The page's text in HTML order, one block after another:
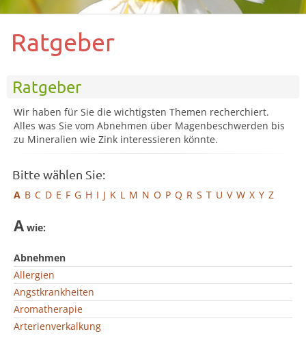
Ratgeber
Ratgeber
Wir haben für Sie die wichtigsten Themen recherchiert.
Alles was Sie vom Abnehmen über Magenbeschwerden bis
zu Mineralien wie Zink interessieren könnte.
Bitte wählen Sie:
A B C D E F G H I J K L M N O P Q R S T U V W X Y Z
A wie:
Abnehmen
Allergien
Angstkrankheiten
Aromatherapie
Arterienverkalkung